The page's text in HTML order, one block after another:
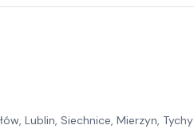
Lublin, Siechnice, Mierzyn, Tychy